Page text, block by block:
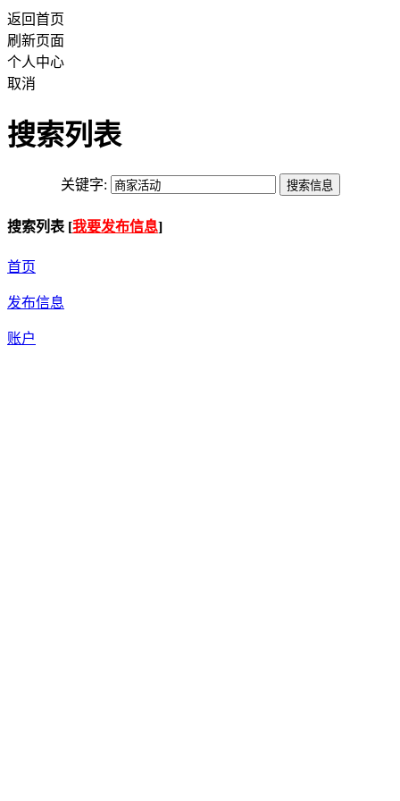
返回首页
刷新页面
个人中心
取消
搜索列表
关键字:
搜索列表 [我要发布信息]
首页
发布信息
账户